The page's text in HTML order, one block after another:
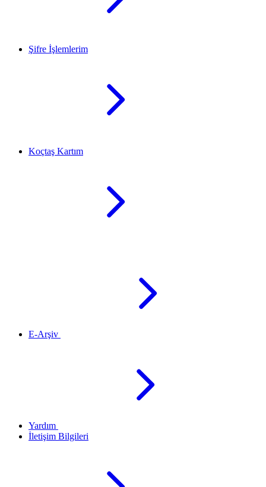
Şifre İşlemlerim
Koçtaş Kartım
E-Arşiv
Yardım
İletişim Bilgileri